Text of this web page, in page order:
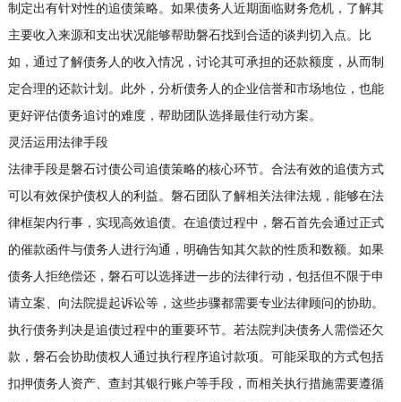
制定出有针对性的追债策略。如果债务人近期面临财务危机，了解其
主要收入来源和支出状况能够帮助磐石找到合适的谈判切入点。比
如，通过了解债务人的收入情况，讨论其可承担的还款额度，从而制
定合理的还款计划。此外，分析债务人的企业信誉和市场地位，也能
更好评估债务追讨的难度，帮助团队选择最佳行动方案。
灵活运用法律手段
法律手段是磐石讨债公司追债策略的核心环节。合法有效的追债方式
可以有效保护债权人的利益。磐石团队了解相关法律法规，能够在法
律框架内行事，实现高效追债。在追债过程中，磐石首先会通过正式
的催款函件与债务人进行沟通，明确告知其欠款的性质和数额。如果
债务人拒绝偿还，磐石可以选择进一步的法律行动，包括但不限于申
请立案、向法院提起诉讼等，这些步骤都需要专业法律顾问的协助。
执行债务判决是追债过程中的重要环节。若法院判决债务人需偿还欠
款，磐石会协助债权人通过执行程序追讨款项。可能采取的方式包括
扣押债务人资产、查封其银行账户等手段，而相关执行措施需要遵循